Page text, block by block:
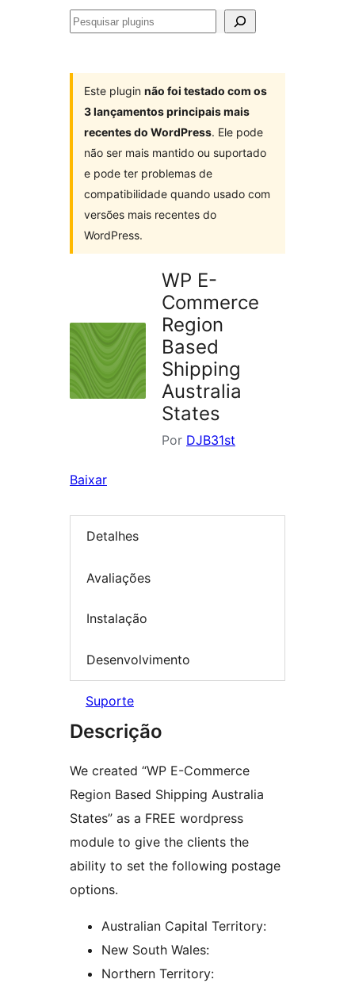
Pesquisar
Este plugin não foi testado com os
3 lançamentos principais mais
recentes do WordPress. Ele pode
não ser mais mantido ou suportado
e pode ter problemas de
compatibilidade quando usado com
versões mais recentes do
WordPress.
WP E-
Commerce
Region
Based
Shipping
Australia
States
Por DJB31st
Baixar
Detalhes
Avaliações
Instalação
Desenvolvimento
Suporte
Descrição
We created “WP E-Commerce
Region Based Shipping Australia
States” as a FREE wordpress
module to give the clients the
ability to set the following postage
options.
Australian Capital Territory:
New South Wales:
Northern Territory: